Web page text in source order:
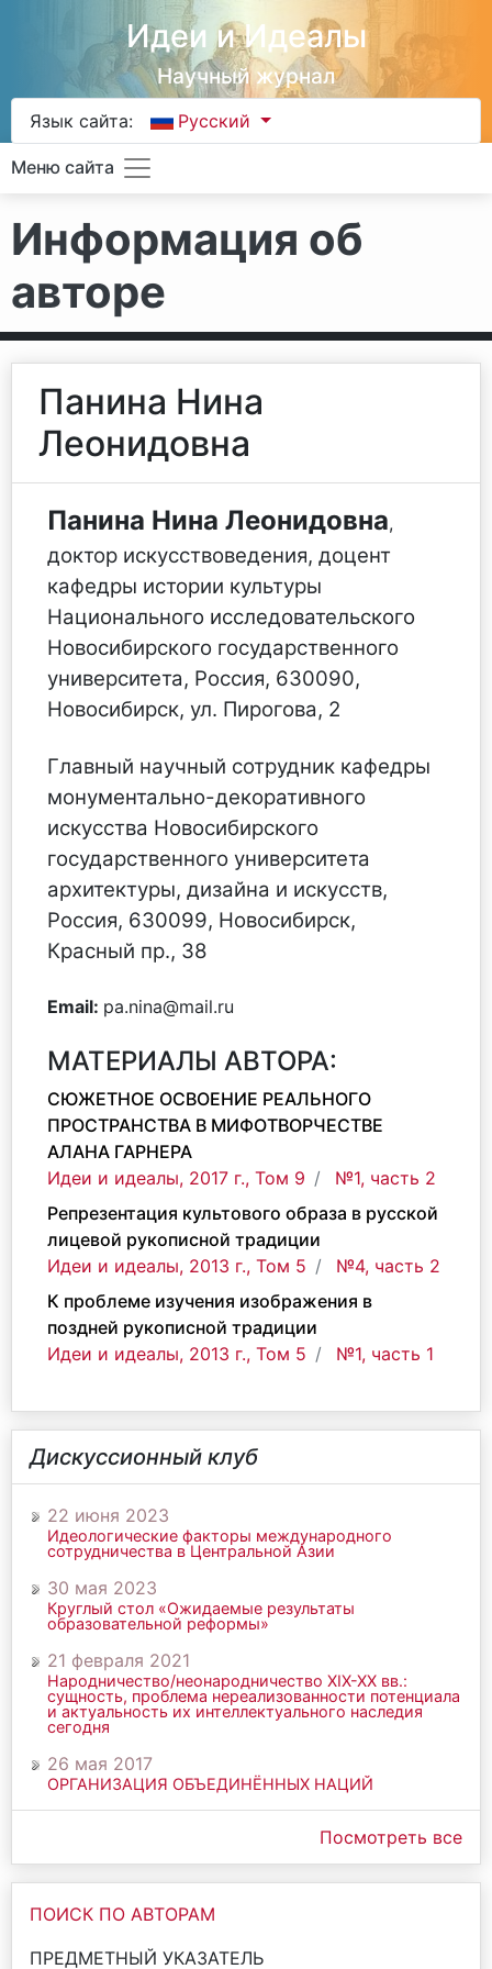
Идеи и Идеалы
Научный журнал
Язык сайта: Русский
Меню сайта
Информация об
авторе
Панина Нина
Леонидовна
Панина Нина Леонидовна,
доктор искусствоведения, доцент
кафедры истории культуры
Национального исследовательского
Новосибирского государственного
университета, Россия, 630090,
Новосибирск, ул. Пирогова, 2
Главный научный сотрудник кафедры
монументально-декоративного
искусства Новосибирского
государственного университета
архитектуры, дизайна и искусств,
Россия, 630099, Новосибирск,
Красный пр., 38
Email: pa.nina@mail.ru
МАТЕРИАЛЫ АВТОРА:
СЮЖЕТНОЕ ОСВОЕНИЕ РЕАЛЬНОГО
ПРОСТРАНСТВА В МИФОТВОРЧЕСТВЕ
АЛАНА ГАРНЕРА
Идеи и идеалы, 2017 г., Том 9
№1, часть 2
Репрезентация культового образа в русской
лицевой рукописной традиции
Идеи и идеалы, 2013 г., Том 5
№4, часть 2
К проблеме изучения изображения в
поздней рукописной традиции
Идеи и идеалы, 2013 г., Том 5
№1, часть 1
Дискуссионный клуб
22 июня 2023
Идеологические факторы международного
сотрудничества в Центральной Азии
30 мая 2023
Круглый стол «Ожидаемые результаты
образовательной реформы»
21 февраля 2021
Народничество/неонародничество ХIХ-ХХ вв.:
сущность, проблема нереализованности потенциала
и актуальность их интеллектуального наследия
сегодня
26 мая 2017
ОРГАНИЗАЦИЯ ОБЪЕДИНЁННЫХ НАЦИЙ
Посмотреть все
ПОИСК ПО АВТОРАМ
ПРЕДМЕТНЫЙ УКАЗАТЕЛЬ